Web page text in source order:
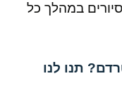
במהלך כל
תנו לנו